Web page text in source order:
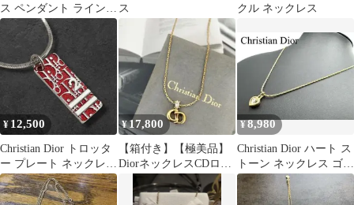
ス ペンダント ラインス
トーン メッキ 金 ゴー
ス
クル ネックレス
¥ 12,500
Christian Dior トロッタ
ー プレート ネックレス
赤 1072
¥17,800
【箱付き】【極美品】
DiorネックレスCDロゴ
GPメッキラインストー
ンdn524
¥8,980
Christian Dior ハート ス
トーン ネックレス ゴー
ルド